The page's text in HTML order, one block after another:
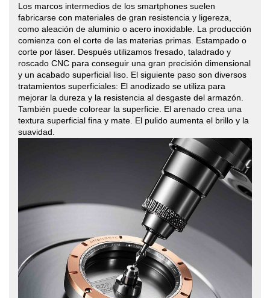
Los marcos intermedios de los smartphones suelen
fabricarse con materiales de gran resistencia y ligereza,
como aleación de aluminio o acero inoxidable. La producción
comienza con el corte de las materias primas. Estampado o
corte por láser. Después utilizamos fresado, taladrado y
roscado CNC para conseguir una gran precisión dimensional
y un acabado superficial liso. El siguiente paso son diversos
tratamientos superficiales: El anodizado se utiliza para
mejorar la dureza y la resistencia al desgaste del armazón.
También puede colorear la superficie. El arenado crea una
textura superficial fina y mate. El pulido aumenta el brillo y la
suavidad.